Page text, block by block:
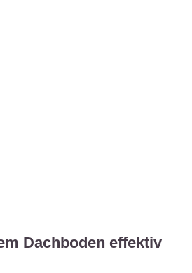
Dachboden effektiv